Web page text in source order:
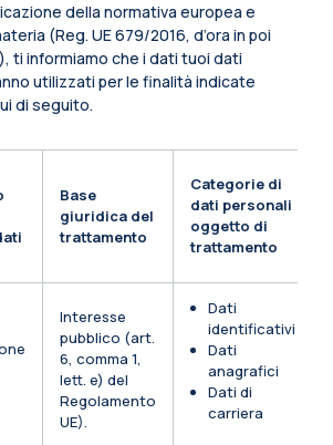
della normativa europea e
(Reg. UE 679/2016, d’ora in poi
ti informiamo che i dati tuoi dati
utilizzati per le finalità indicate
di seguito.
Base
giuridica del
trattamento
Categorie di
dati personali
oggetto di
trattamento
Interesse
pubblico (art.
6, comma 1,
lett. e) del
Regolamento
UE).
Dati
identificativi
Dati
anagrafici
Dati di
carriera